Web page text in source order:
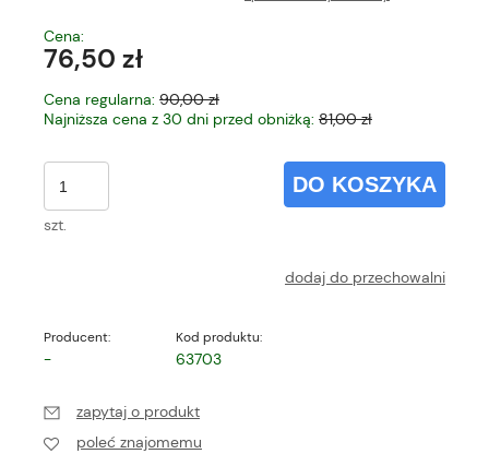
Cena:
76,50 zł
Cena regularna: 90,00 zł
Najniższa cena z 30 dni przed obniżką: 81,00 zł
szt.
DO KOSZYKA
dodaj do przechowalni
Producent:
-
Kod produktu:
63703
zapytaj o produkt
poleć znajomemu